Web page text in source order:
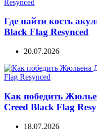
Где найти кость
Black Flag Resynced
20.07.2026
Как победить
Creed Black Flag
18.07.2026